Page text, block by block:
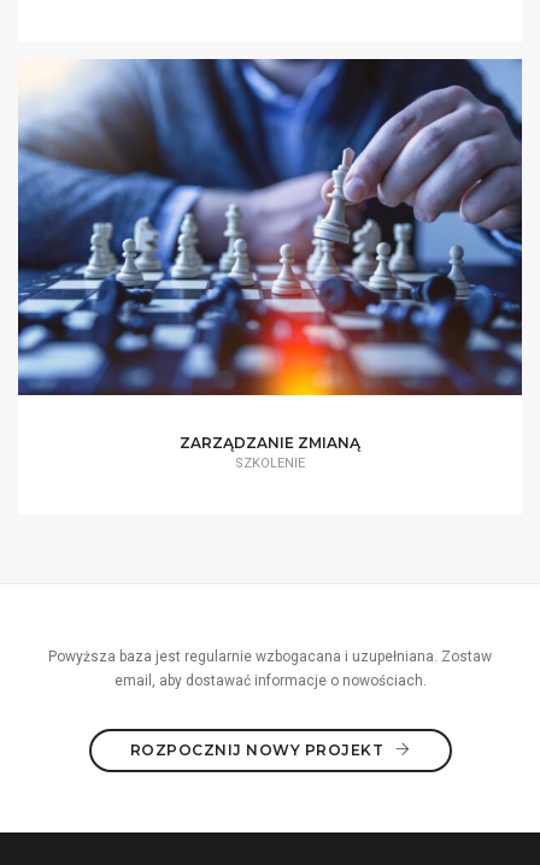
ZARZĄDZANIE ZMIANĄ
SZKOLENIE
Powyższa baza jest regularnie wzbogacana i uzupełniana. Zostaw
email, aby dostawać informacje o nowościach.
ROZPOCZNIJ NOWY PROJEKT